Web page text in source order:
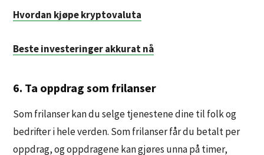
Hvordan kjøpe kryptovaluta
Beste investeringer akkurat nå
6. Ta oppdrag som frilanser
Som frilanser kan du selge tjenestene dine til folk og
bedrifter i hele verden. Som frilanser får du betalt per
oppdrag, og oppdragene kan gjøres unna på timer,